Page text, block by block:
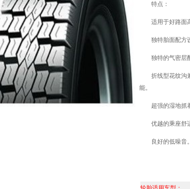
特点：
适用于好路面高
独特胎面配方设
独特的气密层配
折线型花纹沟兼
能。
超强的湿地抓着
优越的乘座舒适
良好的低噪音。